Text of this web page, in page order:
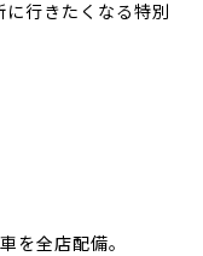
行きたくなる特別
を全店配備。